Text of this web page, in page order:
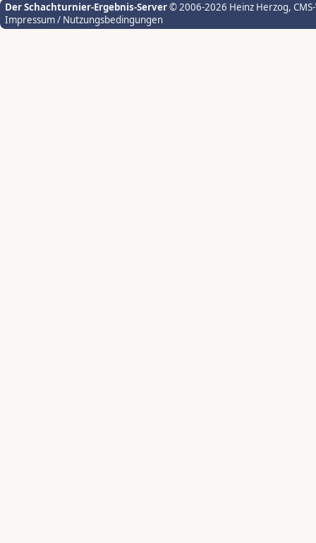
Der Schachturnier-Ergebnis-Server© 2006-2026 Heinz Herzog,
Impressum / Nutzungsbedingungen